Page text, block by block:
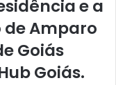
e a
Amparo
Goiás
Goiás.